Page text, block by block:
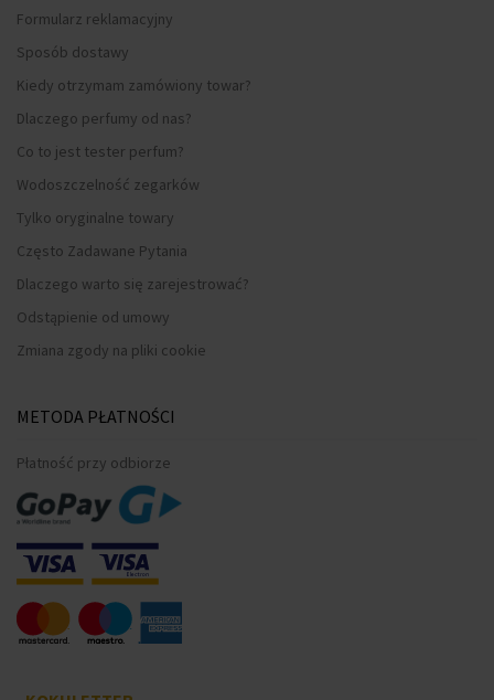
Formularz reklamacyjny
Sposób dostawy
Kiedy otrzymam zamówiony towar?
Dlaczego perfumy od nas?
Co to jest tester perfum?
Wodoszczelność zegarków
Tylko oryginalne towary
Często Zadawane Pytania
Dlaczego warto się zarejestrować?
Odstąpienie od umowy
Zmiana zgody na pliki cookie
METODA PŁATNOŚCI
Płatność przy odbiorze